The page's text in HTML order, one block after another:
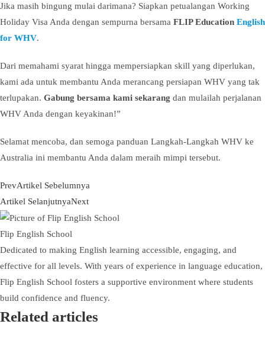
Jika masih bingung mulai darimana? Siapkan petualangan Working
Holiday Visa Anda dengan sempurna bersama FLIP Education English
for WHV.
Dari memahami syarat hingga mempersiapkan skill yang diperlukan,
kami ada untuk membantu Anda merancang persiapan WHV yang tak
terlupakan. Gabung bersama kami sekarang dan mulailah perjalanan
WHV Anda dengan keyakinan!”
Selamat mencoba, dan semoga panduan Langkah-Langkah WHV ke
Australia ini membantu Anda dalam meraih mimpi tersebut.
PrevArtikel Sebelumnya
Artikel SelanjutnyaNext
Flip English School
Dedicated to making English learning accessible, engaging, and
effective for all levels. With years of experience in language education,
Flip English School fosters a supportive environment where students
build confidence and fluency.
Related articles